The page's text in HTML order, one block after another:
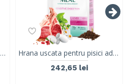
Hrana uscata pentru pisici adulte care traiesc in interior, CLUB 4 PAWS PREMIUM INDOOR 4 IN , 14 kg Hrana uscata pentru pisici adulte cu digestie sensibila, Super Premium OPTIMEAL DRY FOOD, miel, 10 kg
242,65 lei